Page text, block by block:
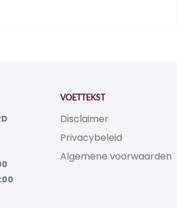
VOETTEKST
Disclaimer
Privacybeleid
Algemene voorwaarden